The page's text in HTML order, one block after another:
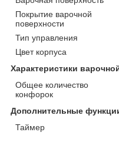
Покрытие варочной
поверхности
Тип управления
Цвет корпуса
Характеристики
Общее количество
конфорок
Дополнительные
Таймер